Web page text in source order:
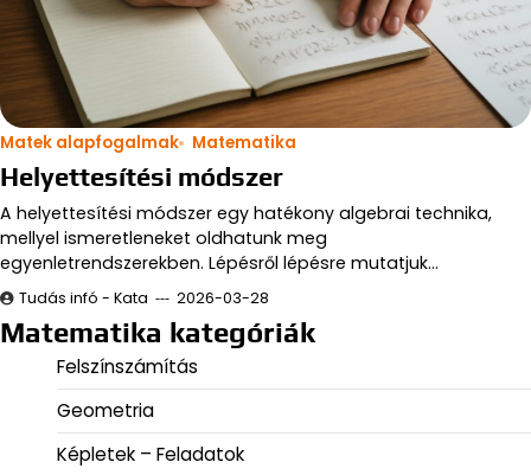
Matek alapfogalmak Matematika
Helyettesítési módszer
A helyettesítési módszer egy hatékony algebrai technika,
mellyel ismeretleneket oldhatunk meg
egyenletrendszerekben. Lépésről lépésre mutatjuk…
Tudás infó - Kata 2026-03-28
Matematika kategóriák
Felszínszámítás
Geometria
Képletek – Feladatok